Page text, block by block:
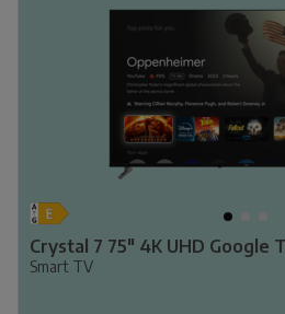
Crystal 7 75" 4K UHD Google
Smart TV